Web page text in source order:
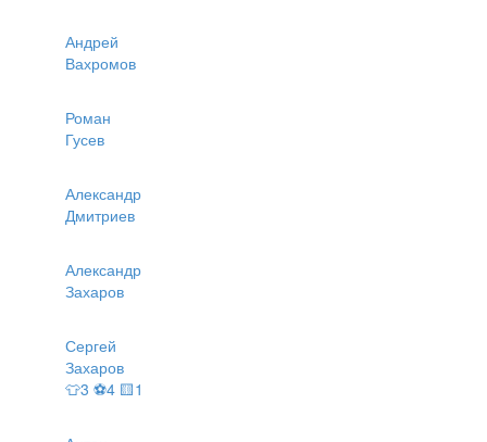
Андрей
Вахромов
Роман
Гусев
Александр
Дмитриев
Александр
Захаров
Сергей
Захаров
👕3 ⚽4 🟨1